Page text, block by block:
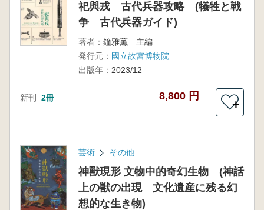
祀與戎 古代兵器攻略 (犠牲と戦
争 古代兵器ガイド)
著者： 鐘雅薫 主編
発行元： 國立故宮博物院
出版年： 2023/12
新刊 2冊 8,800 円
＋
芸術 その他
神獸現形 文物中的奇幻生物 (神話
上の獣の出現 文化遺産に残る幻
想的な生き物)